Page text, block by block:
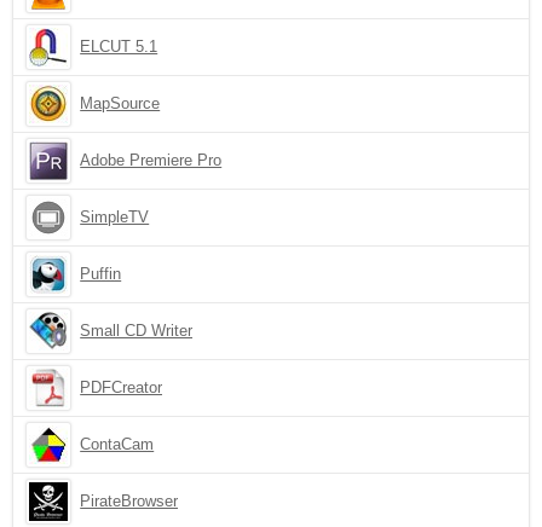
ELCUT 5.1
MapSource
Adobe Premiere Pro
SimpleTV
Puffin
Small CD Writer
PDFCreator
ContaCam
PirateBrowser